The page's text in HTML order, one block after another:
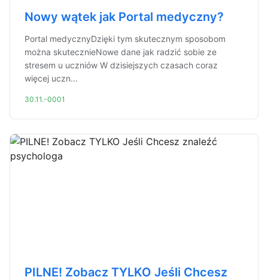
Nowy wątek jak Portal medyczny?
Portal medycznyDzięki tym skutecznym sposobom
można skutecznieNowe dane jak radzić sobie ze
stresem u uczniów W dzisiejszych czasach coraz
więcej uczn...
30.11.-0001
PILNE! Zobacz TYLKO Jeśli Chcesz